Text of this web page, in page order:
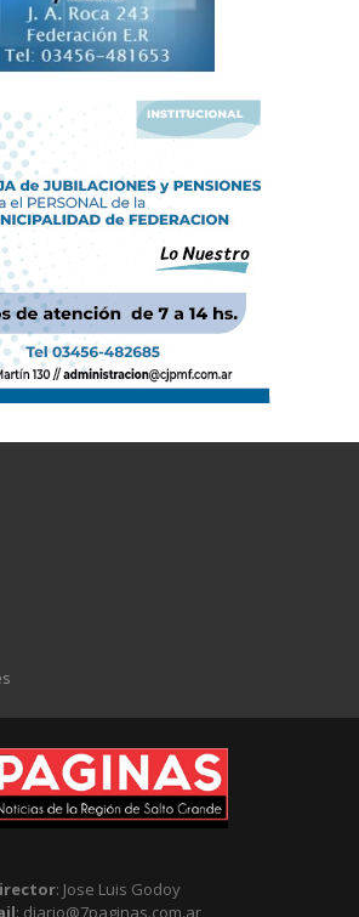
: Jose Luis Godoy
: diario@7paginas.com.ar